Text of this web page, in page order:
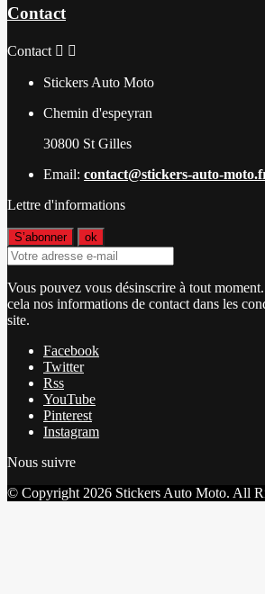
Contact
Contact  
Stickers Auto Moto
Chemin d'espeyran
30800 St Gilles
Email: contact@stickers-auto-
Lettre d'informations
Vous pouvez vous désinscrire à tout
cela nos informations de contact dans les
site.
Facebook
Twitter
Rss
YouTube
Pinterest
Instagram
Nous suivre
© Copyright 2026 Stickers Auto Moto. All